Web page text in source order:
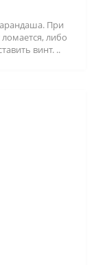
При
либо
винт. ..